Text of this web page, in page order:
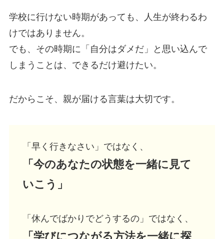
学校に行けない時期があっても、人生が終わるわ
けではありません。
でも、その時期に「自分はダメだ」と思い込んで
しまうことは、できるだけ避けたい。
だからこそ、親が届ける言葉は大切です。
「早く行きなさい」ではなく、
「今のあなたの状態を一緒に見て
いこう」
「休んでばかりでどうするの」ではなく、
「学びにつながる方法を一緒に探